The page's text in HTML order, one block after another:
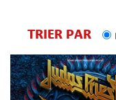
TRIER PAR